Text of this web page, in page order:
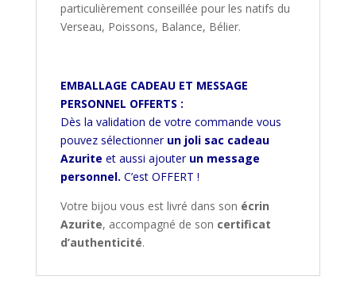
particulièrement conseillée pour les natifs du
Verseau, Poissons, Balance, Bélier.
EMBALLAGE CADEAU ET MESSAGE
PERSONNEL OFFERTS :
Dès la validation de votre commande vous
pouvez sélectionner un joli sac cadeau
Azurite et aussi ajouter un message
personnel. C’est OFFERT !
Votre bijou vous est livré dans son écrin
Azurite, accompagné de son certificat
d’authenticité.